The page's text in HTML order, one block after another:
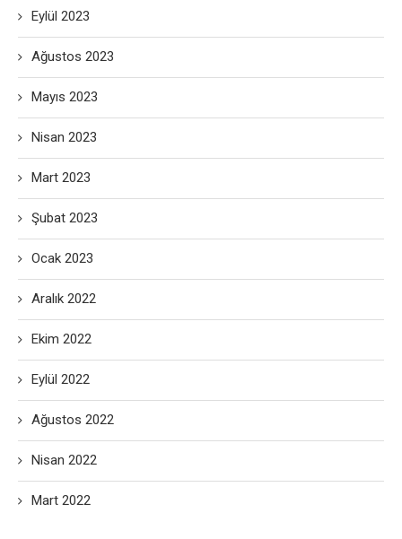
Eylül 2023
Ağustos 2023
Mayıs 2023
Nisan 2023
Mart 2023
Şubat 2023
Ocak 2023
Aralık 2022
Ekim 2022
Eylül 2022
Ağustos 2022
Nisan 2022
Mart 2022